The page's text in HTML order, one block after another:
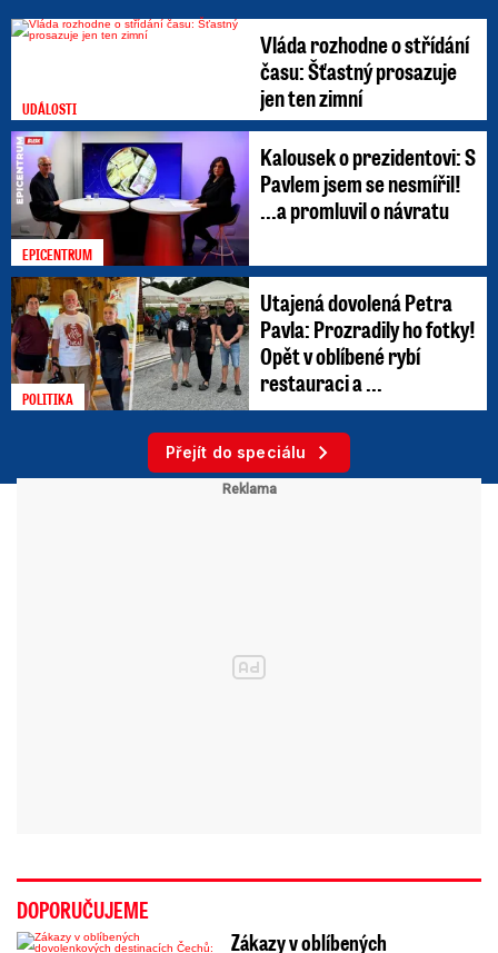
UDÁLOSTI
Vláda rozhodne o střídání
času: Šťastný prosazuje
jen ten zimní
EPICENTRUM
Kalousek o prezidentovi: S
Pavlem jsem se nesmířil!
...a promluvil o návratu
POLITIKA
Utajená dovolená Petra
Pavla: Prozradily ho fotky!
Opět v oblíbené rybí
restauraci a ...
Přejít do speciálu
DOPORUČUJEME
Zákazy v oblíbených